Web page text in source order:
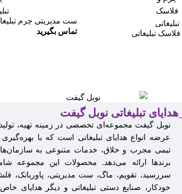
تبلیغاتی
ست مدیریتی چرم
تماس بگیرید
هدایای تبلیغاتی نوبل گیفت
نوبل گیفت مجموعه‌ای تخصصی در زمینه تهیه،
عرضه انواع هدایای تبلیغاتی است که با بهره‌گیری
تیمی مجرب و خلاق، خدمات متنوعی به
برندها ارائه می‌دهد. محصولات این مجموعه
سررسید، تقویم، ماگ، ست مدیریتی، پاوربانک،
خودکار، صنایع دستی تبلیغاتی و دیگر هدایای